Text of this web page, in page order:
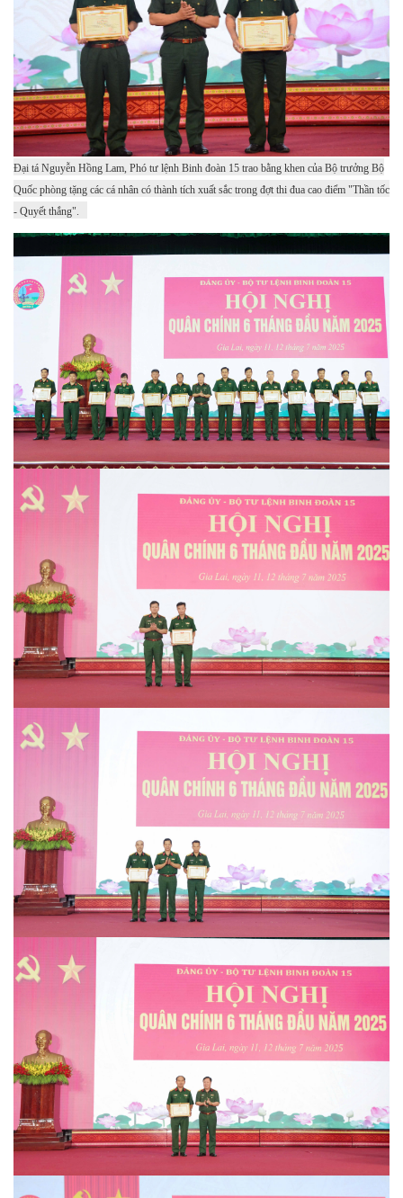
Đại tá Nguyễn Hồng Lam, Phó tư lệnh Binh đoàn 15 trao bằng khen của Bộ trưởng Bộ
Quốc phòng tặng các cá nhân có thành tích xuất sắc trong đợt thi đua cao điểm "Thần tốc
- Quyết thắng".